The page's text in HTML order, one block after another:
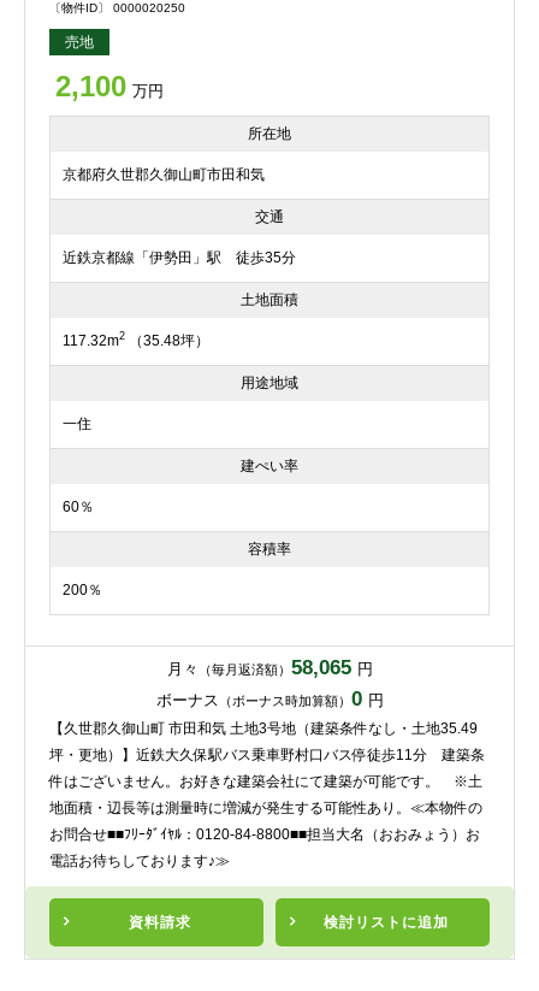
〔物件ID〕 0000020250
売地
2,100 万円
所在地
京都府久世郡久御山町市田和気
交通
近鉄京都線「伊勢田」駅 徒歩35分
土地面積
117.32m2 （35.48坪）
用途地域
一住
建ぺい率
60％
容積率
200％
月々 （毎月返済額） 58,065 円
ボーナス （ボーナス時加算額） 0 円
資料請求 検討リスト に追加
【久世郡久御山町 市田和気 土地3号地（建築条件なし・土地35.49
坪・更地）】近鉄大久保駅バス乗車野村口バス停徒歩11分 建築条
件はございません。お好きな建築会社にて建築が可能です。 ※土
地面積・辺長等は測量時に増減が発生する可能性あり。≪本物件の
お問合せ■■ﾌﾘｰﾀﾞｲﾔﾙ：0120-84-8800■■担当大名（おおみょう）お
電話お待ちしております♪≫